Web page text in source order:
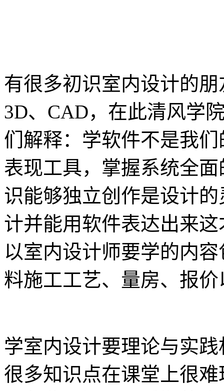
有很多初识室内设计的
3D、CAD，在此清风学
们解释：学软件不是我
表现工具，掌握系统全
识能够独立创作是设计
计并能用软件表达出来
以室内设计师要学的内
料施工工艺、量房、报
学室内设计要理论与实
很多知识点在课堂上很